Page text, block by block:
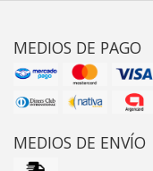
MEDIOS DE PAGO
MEDIOS DE ENVÍO